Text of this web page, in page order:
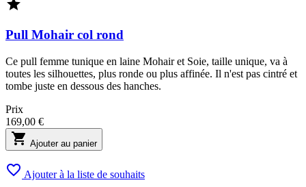

Pull Mohair col rond
Ce pull femme tunique en laine Mohair et Soie, taille unique, va à
toutes les silhouettes, plus ronde ou plus affinée. Il n'est pas cintré et
tombe juste en dessous des hanches.
Prix
169,00 €
 Ajouter au panier
 Ajouter à la liste de souhaits